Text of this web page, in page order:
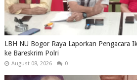
LBH NU Bogor Raya Laporkan Pengacara
ke Bareskrim Polri
August 08, 2026 0